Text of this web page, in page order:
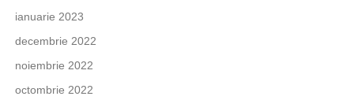
ianuarie 2023
decembrie 2022
noiembrie 2022
octombrie 2022